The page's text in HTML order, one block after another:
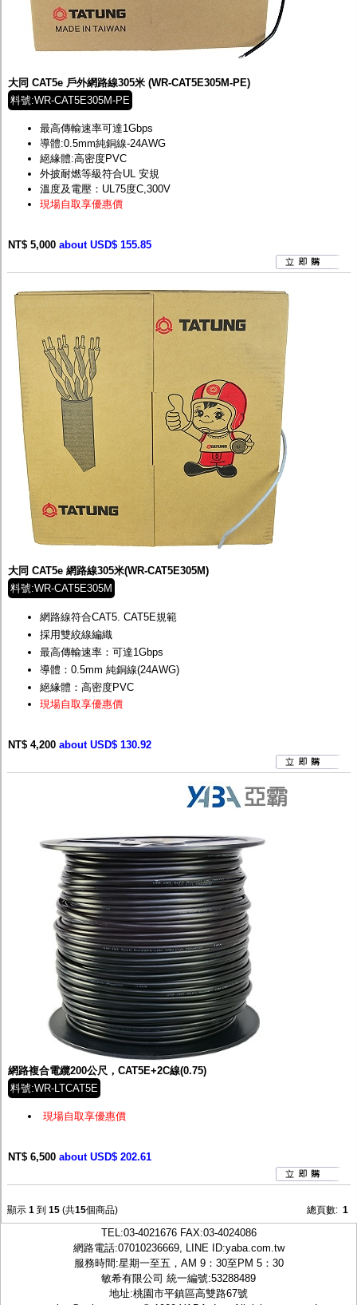
大同 CAT5e 戶外網路線305米 (WR-CAT5E305M-PE)
料號:WR-CAT5E305M-PE
最高傳輸速率可達1Gbps
導體:0.5mm純銅線-24AWG
絕緣體:高密度PVC
外披耐燃等級符合UL 安規
溫度及電壓：UL75度C,300V
現場自取享優惠價
NT$ 5,000 about USD$ 155.85
大同 CAT5e 網路線305米(WR-CAT5E305M)
料號:WR-CAT5E305M
網路線符合CAT5. CAT5E規範
採用雙絞線編織
最高傳輸速率：可達1Gbps
導體：0.5mm 純銅線(24AWG)
絕緣體：高密度PVC
現場自取享優惠價
NT$ 4,200 about USD$ 130.92
網路複合電纜200公尺，CAT5E+2C線(0.75)
料號:WR-LTCAT5E
現場自取享優惠價
NT$ 6,500 about USD$ 202.61
顯示 1 到 15 (共15個商品) 總頁數: 1
TEL:03-4021676FAX:03-4024086
網路電話:07010236669, LINE ID:yaba.com.tw
服務時間:星期一至五，AM 9：30至PM 5：30
敏希有限公司 統一編號:53288489
地址:桃園市平鎮區高雙路67號